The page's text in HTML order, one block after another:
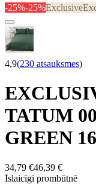
-25%-25%Exclusive
4,9(230 atsauksmes)
TATUM
GREEN
34,79 €46,39 €
Īslaicīgi prombūtnē